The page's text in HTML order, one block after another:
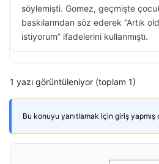
söylemişti. Gomez, geçmişte
baskılarından söz ederek “Artık
istiyorum” ifadelerini kullanmıştı.
1 yazı görüntüleniyor (toplam 1)
Bu konuyu yanıtlamak için giriş yapmış